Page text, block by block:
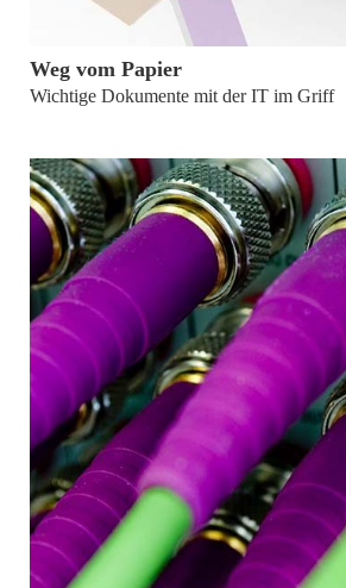
von Dr. Tobias Wagner
Weg vom Papier
Wichtige Dokumente mit der IT im Griff